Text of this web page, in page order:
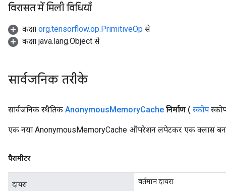
विरासत में मिली विधियाँ
कक्षा org.tensorflow.op.PrimitiveOp से
कक्षा java.lang.Object से
सार्वजनिक तरीके
सार्वजनिक स्थैतिक AnonymousMemoryCache निर्माण ( स्कोप
एक नया AnonymousMemoryCache ऑपरेशन लपेटकर एक क्लास
पैरामीटर
दायरा वर्तमान दायरा